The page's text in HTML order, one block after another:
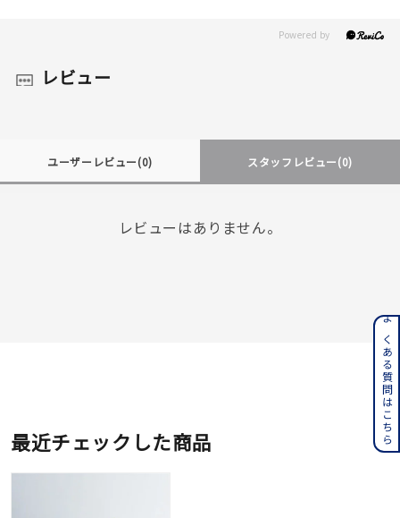
レビュー
ユーザーレビュー(0) スタッフレビュー(0)
レビューはありません。
最近チェックした商品 よくある質問はこちら